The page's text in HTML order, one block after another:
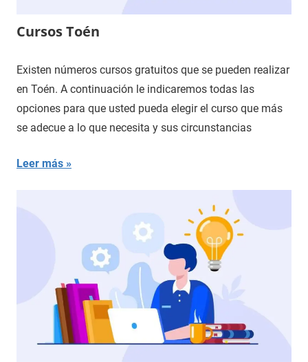
Cursos Toén
Existen números cursos gratuitos que se pueden realizar
en Toén. A continuación le indicaremos todas las
opciones para que usted pueda elegir el curso que más
se adecue a lo que necesita y sus circunstancias
Leer más